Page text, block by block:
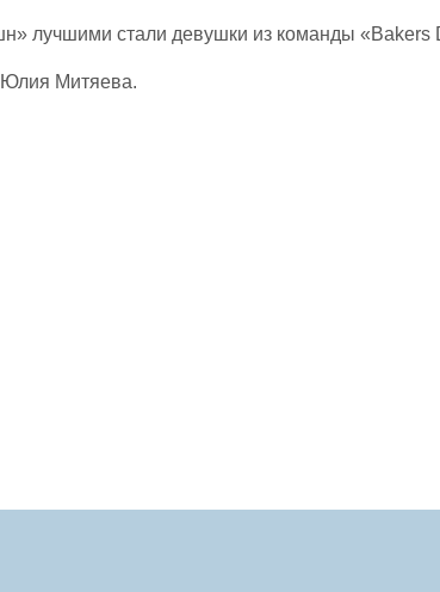
лучшими стали девушки из команды
Юлия Митяева.